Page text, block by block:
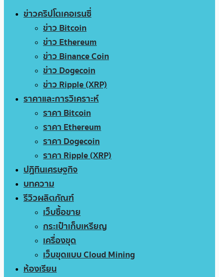
ข่าวคริปโตเคอเรนซี่
ข่าว Bitcoin
ข่าว Ethereum
ข่าว Binance Coin
ข่าว Dogecoin
ข่าว Ripple (XRP)
ราคาและการวิเคราะห์
ราคา Bitcoin
ราคา Ethereum
ราคา Dogecoin
ราคา Ripple (XRP)
ปฏิทินเศรษฐกิจ
บทความ
รีวิวผลิตภัณฑ์
เว็บซื้อขาย
กระเป๋าเก็บเหรียญ
เครื่องขุด
เว็บขุดแบบ Cloud Mining
ห้องเรียน